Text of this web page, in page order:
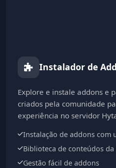
Instalador de
Explore e instale addons e
criados pela comunidade
experiência no servidor
Instalação de addons com
Biblioteca de conteúdos
Gestão fácil de addons